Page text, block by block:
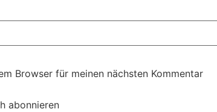
Browser für meinen nächsten Kommentar
abonnieren